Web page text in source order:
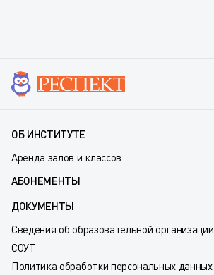
ОБ ИНСТИТУТЕ
Аренда залов и классов
АБОНЕМЕНТЫ
ДОКУМЕНТЫ
Сведения об образовательной организации
СОУТ
Политика обработки персональных данных